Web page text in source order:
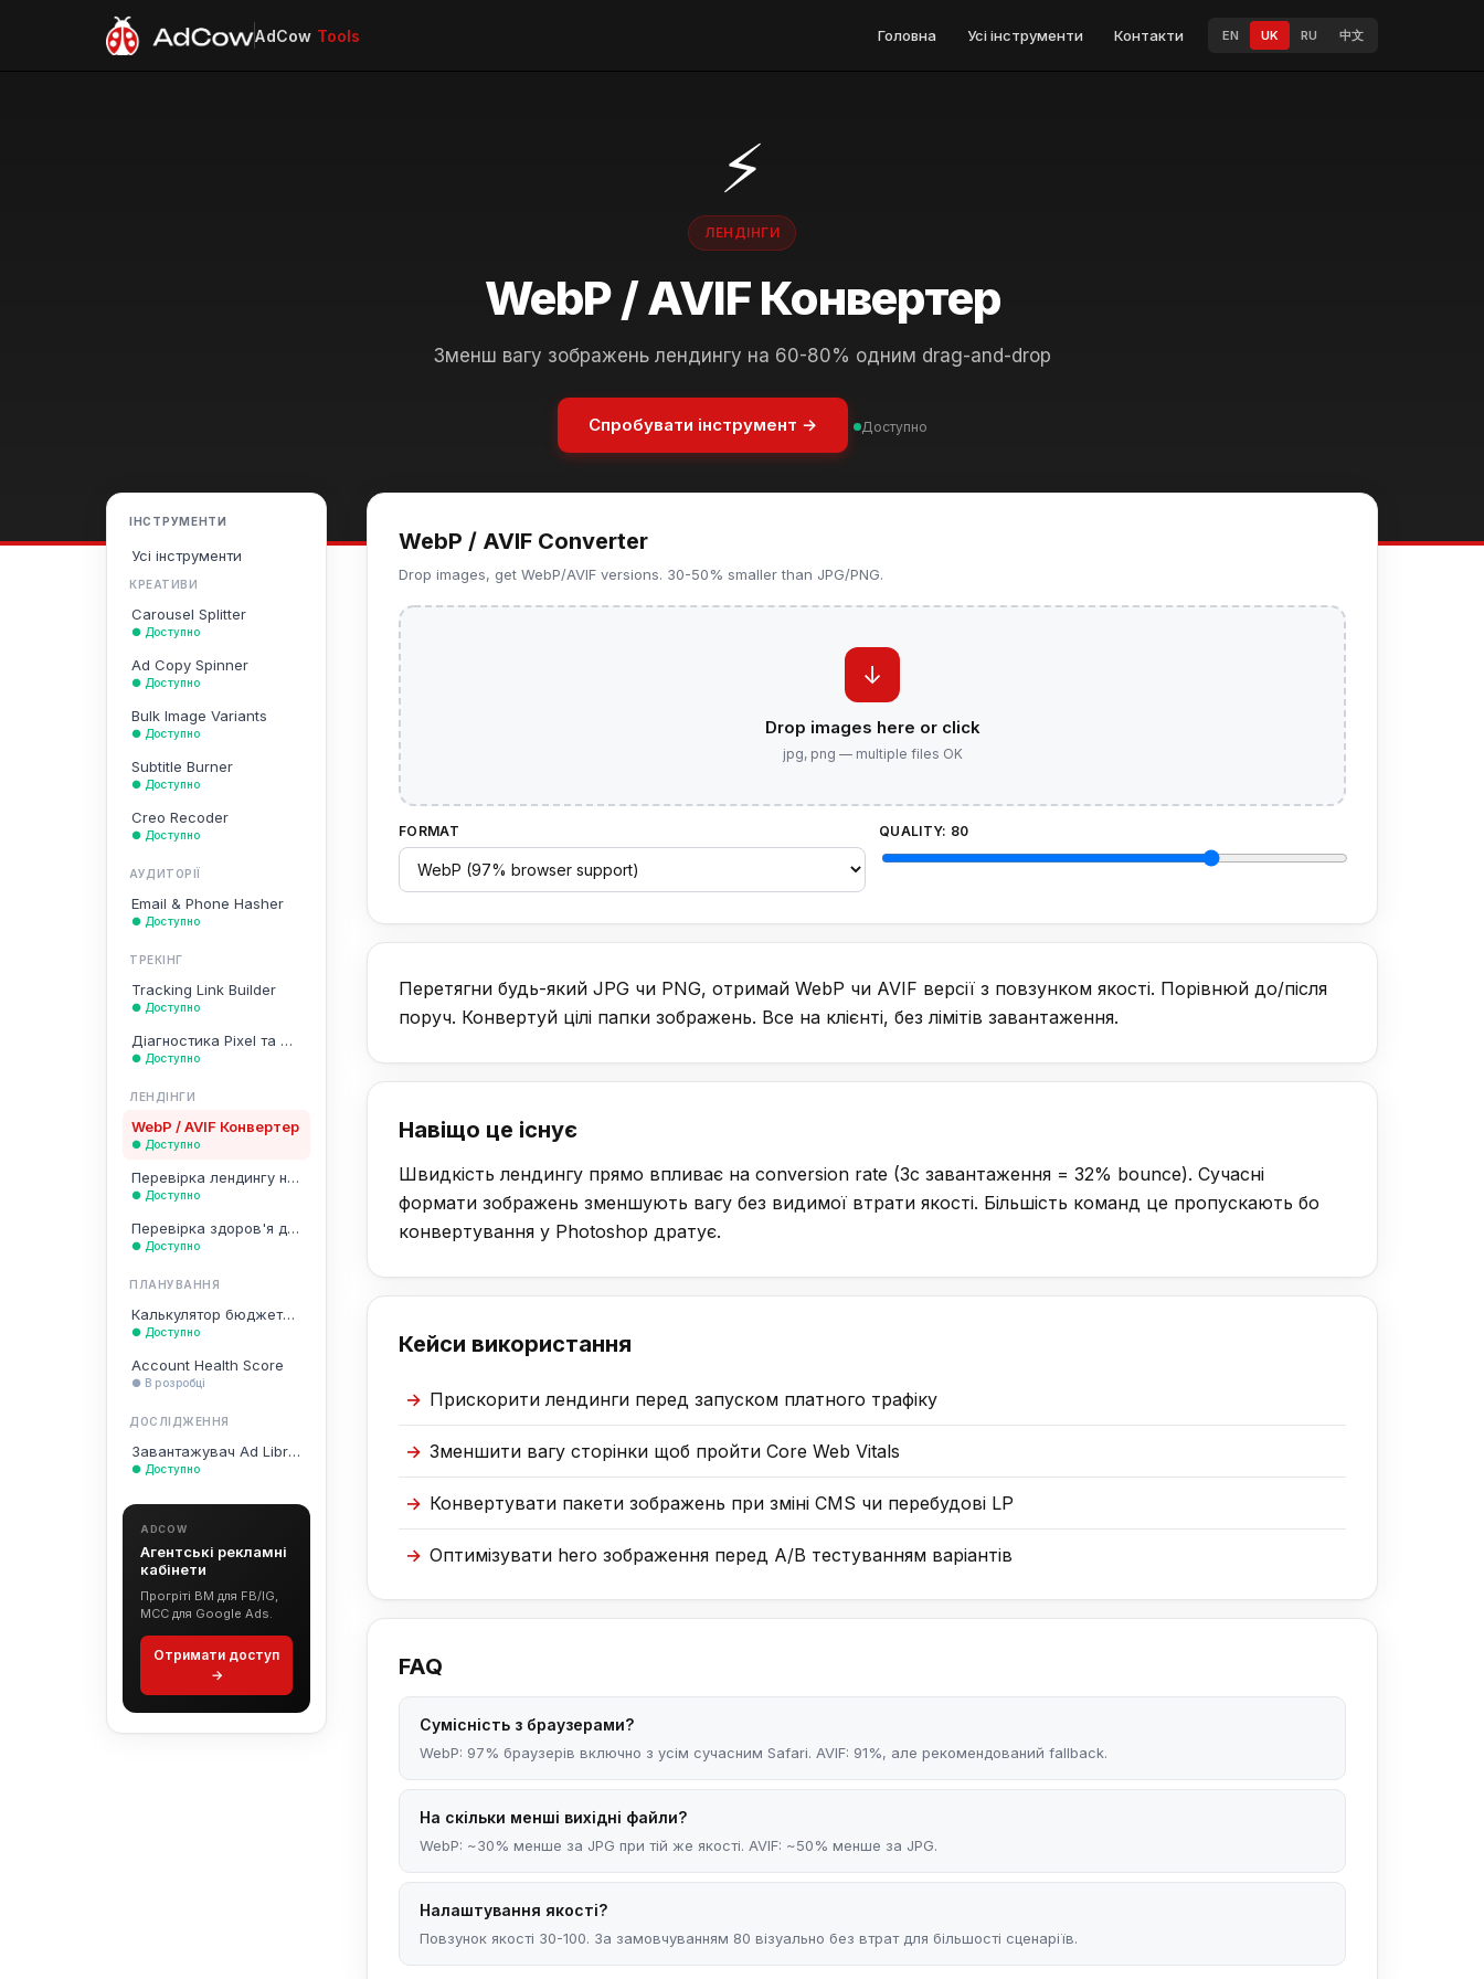
AdCow Tools Головна Усі інструменти Контакти EN UK RU 中文
⚡
ЛЕНДІНГИ
WebP / AVIF Конвертер
Зменш вагу зображень лендингу на 60-80% одним drag-and-drop
Спробувати інструмент → Доступно
ІНСТРУМЕНТИ
Усі інструменти
КРЕАТИВИ
Carousel Splitter
● Доступно
Ad Copy Spinner
● Доступно
Bulk Image Variants
● Доступно
Subtitle Burner
● Доступно
Creo Recoder
● Доступно
АУДИТОРІЇ
Email & Phone Hasher
● Доступно
ТРЕКІНГ
Tracking Link Builder
● Доступно
Діагностика Pixel та CAPI
● Доступно
ЛЕНДІНГИ
WebP / AVIF Конвертер
● Доступно
Перевірка лендингу на комплаєнс
● Доступно
Перевірка здоров'я домена
● Доступно
ПЛАНУВАННЯ
Калькулятор бюджету та частоти
● Доступно
Account Health Score
● В розробці
ДОСЛІДЖЕННЯ
Завантажувач Ad Library
● Доступно
ADCOW
Агентські рекламні
кабінети
Прогріті BM для FB/IG,
MCC для Google Ads.
Отримати доступ
→
WebP / AVIF Converter
Drop images, get WebP/AVIF versions. 30-50% smaller than JPG/PNG.
↓
Drop images here or click
jpg, png — multiple files OK
FORMAT QUALITY: 80
Перетягни будь-який JPG чи PNG, отримай WebP чи AVIF версії з повзунком якості. Порівнюй до/після
поруч. Конвертуй цілі папки зображень. Все на клієнті, без лімітів завантаження.
Навіщо це існує
Швидкість лендингу прямо впливає на conversion rate (3с завантаження = 32% bounce). Сучасні
формати зображень зменшують вагу без видимої втрати якості. Більшість команд це пропускають бо
конвертування у Photoshop дратує.
Кейси використання
Прискорити лендинги перед запуском платного трафіку
Зменшити вагу сторінки щоб пройти Core Web Vitals
Конвертувати пакети зображень при зміні CMS чи перебудові LP
Оптимізувати hero зображення перед A/B тестуванням варіантів
FAQ
Сумісність з браузерами?
WebP: 97% браузерів включно з усім сучасним Safari. AVIF: 91%, але рекомендований fallback.
На скільки менші вихідні файли?
WebP: ~30% менше за JPG при тій же якості. AVIF: ~50% менше за JPG.
Налаштування якості?
Повзунок якості 30-100. За замовчуванням 80 візуально без втрат для більшості сценаріїв.